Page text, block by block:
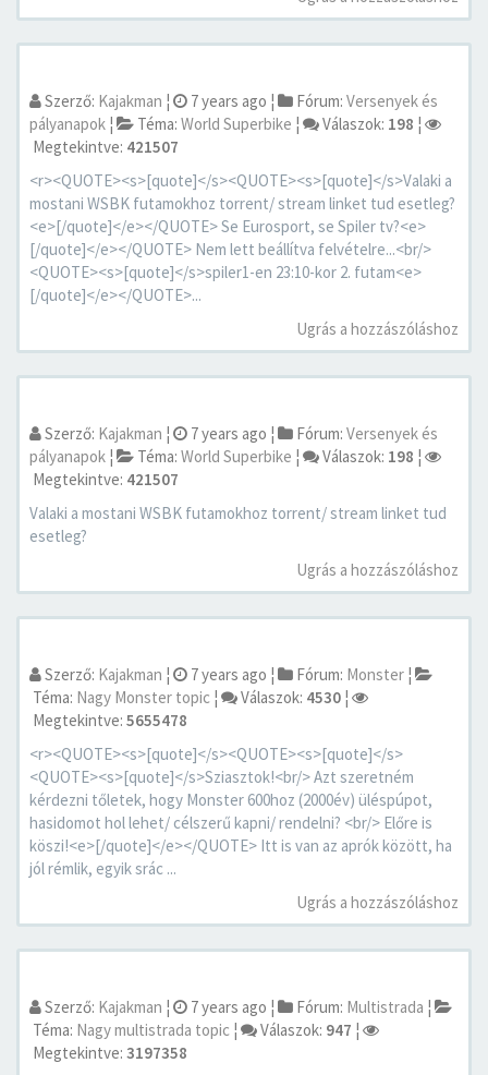
Szerző: Kajakman ¦ 7 years ago ¦ Fórum: Versenyek és
pályanapok ¦ Téma: World Superbike ¦ Válaszok: 198 ¦
Megtekintve: 421507
<r><QUOTE><s>[quote]</s><QUOTE><s>[quote]</s>Valaki a
mostani WSBK futamokhoz torrent/ stream linket tud esetleg?
<e>[/quote]</e></QUOTE> Se Eurosport, se Spiler tv?<e>
[/quote]</e></QUOTE> Nem lett beállítva felvételre...<br/>
<QUOTE><s>[quote]</s>spiler1-en 23:10-kor 2. futam<e>
[/quote]</e></QUOTE>...
Ugrás a hozzászóláshoz
Szerző: Kajakman ¦ 7 years ago ¦ Fórum: Versenyek és
pályanapok ¦ Téma: World Superbike ¦ Válaszok: 198 ¦
Megtekintve: 421507
Valaki a mostani WSBK futamokhoz torrent/ stream linket tud
esetleg?
Ugrás a hozzászóláshoz
Szerző: Kajakman ¦ 7 years ago ¦ Fórum: Monster ¦
Téma: Nagy Monster topic ¦ Válaszok: 4530 ¦
Megtekintve: 5655478
<r><QUOTE><s>[quote]</s><QUOTE><s>[quote]</s>
<QUOTE><s>[quote]</s>Sziasztok!<br/> Azt szeretném
kérdezni tőletek, hogy Monster 600hoz (2000év) üléspúpot,
hasidomot hol lehet/ célszerű kapni/ rendelni? <br/> Előre is
köszi!<e>[/quote]</e></QUOTE> Itt is van az aprók között, ha
jól rémlik, egyik srác ...
Ugrás a hozzászóláshoz
Szerző: Kajakman ¦ 7 years ago ¦ Fórum: Multistrada ¦
Téma: Nagy multistrada topic ¦ Válaszok: 947 ¦
Megtekintve: 3197358